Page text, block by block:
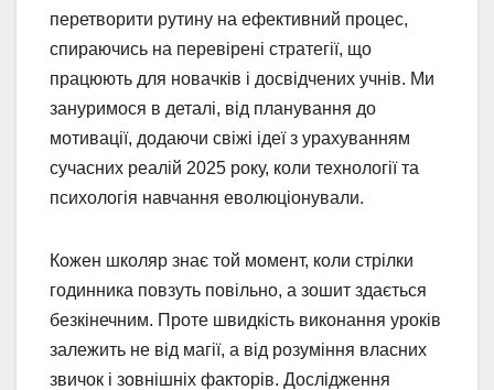
перетворити рутину на ефективний процес,
спираючись на перевірені стратегії, що
працюють для новачків і досвідчених учнів. Ми
зануримося в деталі, від планування до
мотивації, додаючи свіжі ідеї з урахуванням
сучасних реалій 2025 року, коли технології та
психологія навчання еволюціонували.
Кожен школяр знає той момент, коли стрілки
годинника повзуть повільно, а зошит здається
безкінечним. Проте швидкість виконання уроків
залежить не від магії, а від розуміння власних
звичок і зовнішніх факторів. Дослідження